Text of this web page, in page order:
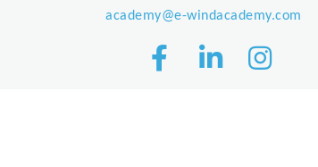
academy@e-windacademy.com